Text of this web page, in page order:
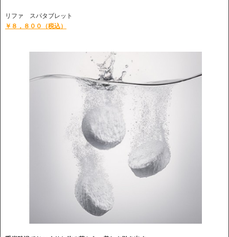
リファ スパタブレット
￥８，８００（税込）